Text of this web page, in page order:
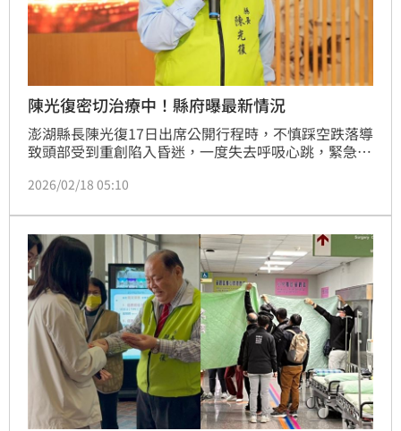
陳光復密切治療中！縣府曝最新情況
澎湖縣長陳光復17日出席公開行程時，不慎踩空跌落導
致頭部受到重創陷入昏迷，一度失去呼吸心跳，緊急送
後，已轉院到高雄榮總進行治療，對此，澎湖縣政府表
2026/02/18 05:10